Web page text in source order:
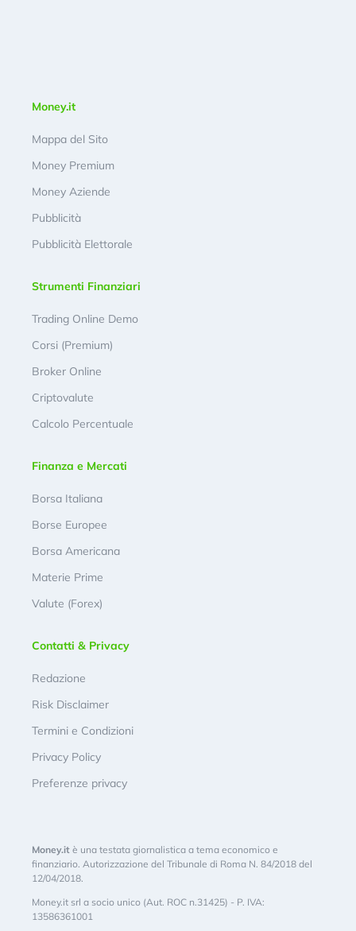
Money.it
Mappa del Sito
Money Premium
Money Aziende
Pubblicità
Pubblicità Elettorale
Strumenti Finanziari
Trading Online Demo
Corsi (Premium)
Broker Online
Criptovalute
Calcolo Percentuale
Finanza e Mercati
Borsa Italiana
Borse Europee
Borsa Americana
Materie Prime
Valute (Forex)
Contatti & Privacy
Redazione
Risk Disclaimer
Termini e Condizioni
Privacy Policy
Preferenze privacy
Money.it è una testata giornalistica a tema economico e
finanziario. Autorizzazione del Tribunale di Roma N. 84/2018 del
12/04/2018.
Money.it srl a socio unico (Aut. ROC n.31425) - P. IVA:
13586361001